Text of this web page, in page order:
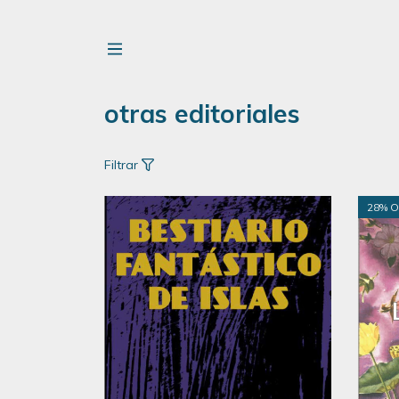
otras editoriales
Filtrar
28%